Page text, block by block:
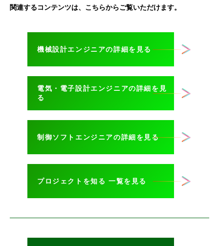
関連するコンテンツは、こちらからご覧いただけます。
機械設計エンジニアの詳細を見る
電気・電子設計エンジニアの詳細を見
る
制御ソフトエンジニアの詳細を見る
プロジェクトを知る 一覧を見る